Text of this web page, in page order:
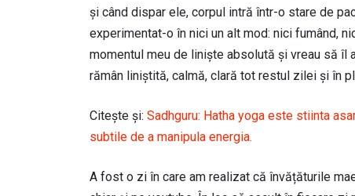
și când dispar ele, corpul intră într-o stare de
experimentat-o în nici un alt mod: nici fumând,
momentul meu de liniște absolută și vreau să îl
rămân liniștită, calmă, clară tot restul zilei și în
Citește și: Sadhguru: Hatha yoga este stiinta
subtile de a manipula energia.
A fost o zi în care am realizat că învățăturile